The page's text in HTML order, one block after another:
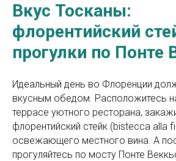
Вкус Тосканы:
флорентийский
прогулки по Понте
Идеальный день во Флоренции
вкусным обедом. Расположитесь
террасе уютного ресторана,
флорентийский стейк (bistecca alla
освежающего местного вина. А
прогуляйтесь по мосту Понте